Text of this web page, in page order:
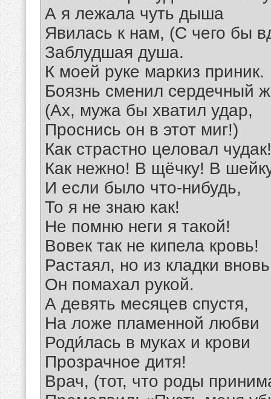
А я лежала чуть дыша
Явилась к нам, (С чего бы
Заблудшая душа.
К моей руке маркиз приник.
Боязнь сменил сердечный
(Ах, мужа бы хватил удар,
Проснись он в этот миг!)
Как страстно целовал чудак!
Как нежно! В щёчку! В
И если было что-нибудь,
То я не знаю как!
Не помню неги я такой!
Вовек так не кипела кровь!
Растаял, но из кладки вновь
Он помахал рукой.
А девять месяцев спустя,
На ложе пламенной любви
Роди́лась в муках и крови
Прозрачное дитя!
Врач, (тот, что роды